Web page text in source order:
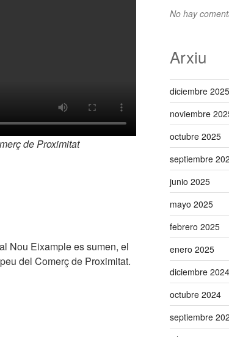
de Proximitat
Nou Eixample es sumen, el
del Comerç de Proximitat.
No hay
Arxiu
diciembre 2025
noviembre
octubre 2025
septiembre
junio 2025
mayo 2025
febrero 2025
enero 2025
diciembre 2024
octubre 2024
septiembre